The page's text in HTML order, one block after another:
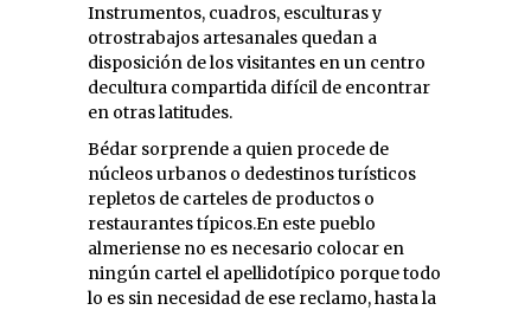
Instrumentos, cuadros, esculturas y
otrostrabajos artesanales quedan a
disposición de los visitantes en un centro
decultura compartida difícil de encontrar
en otras latitudes.
Bédar sorprende a quien procede de
núcleos urbanos o dedestinos turísticos
repletos de carteles de productos o
restaurantes típicos.En este pueblo
almeriense no es necesario colocar en
ningún cartel el apellidotípico porque todo
lo es sin necesidad de ese reclamo, hasta la